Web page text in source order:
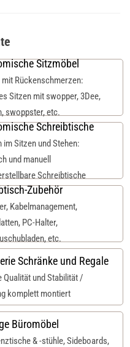
Sitzmöbel
Rückenschmerzen:
Sitzen mit swopper, 3Dee,
swoppster, etc.
Schreibtische
im Sitzen und Stehen:
und manuell
Schreibtische
Zubehör
Kabelmanagement,
PC-Halter,
etc.
Schränke und Regale
Qualität und Stabilität /
komplett montiert
Büromöbel
& -stühle, Sideboards,